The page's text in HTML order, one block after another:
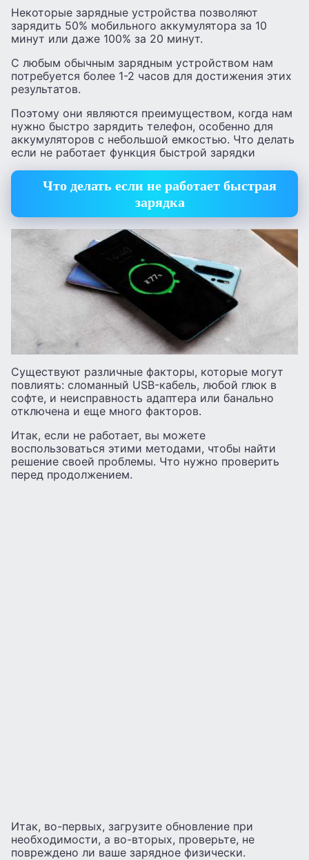
Некоторые зарядные устройства позволяют
зарядить 50% мобильного аккумулятора за 10
минут или даже 100% за 20 минут.
С любым обычным зарядным устройством нам
потребуется более 1-2 часов для достижения этих
результатов.
Поэтому они являются преимуществом, когда нам
нужно быстро зарядить телефон, особенно для
аккумуляторов с небольшой емкостью. Что делать
если не работает функция быстрой зарядки
Что делать если не работает быстрая
зарядка
Существуют различные факторы, которые могут
повлиять: сломанный USB-кабель, любой глюк в
софте, и неисправность адаптера или банально
отключена и еще много факторов.
Итак, если не работает, вы можете
воспользоваться этими методами, чтобы найти
решение своей проблемы. Что нужно проверить
перед продолжением.
Итак, во-первых, загрузите обновление при
необходимости, а во-вторых, проверьте, не
повреждено ли ваше зарядное физически.